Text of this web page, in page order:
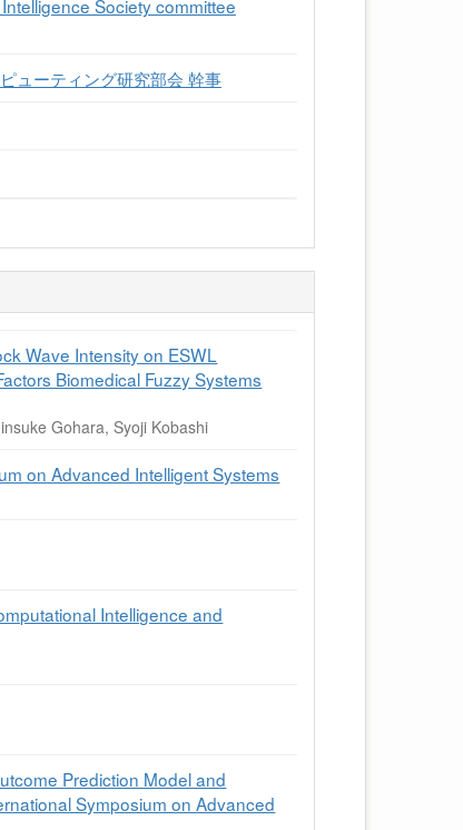
Society committee
ューティング研究部会 幹事
Wave Intensity on ESWL
Biomedical Fuzzy Systems
Gohara, Syoji Kobashi
on Advanced Intelligent Systems
Intelligence and
Prediction Model and
Symposium on Advanced